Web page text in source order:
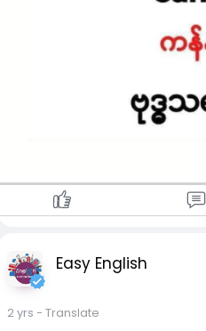
Easy English
2 yrs - Translate